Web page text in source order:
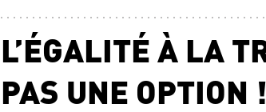
L’ÉGALITÉ À LA
PAS UNE OPTION !